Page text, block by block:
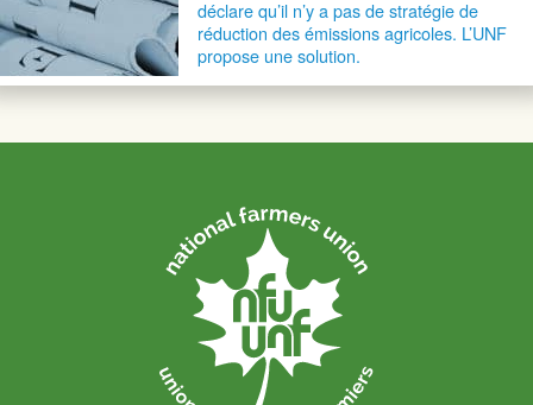
déclare qu’il n’y a pas de stratégie de
réduction des émissions agricoles. L’UNF
propose une solution.